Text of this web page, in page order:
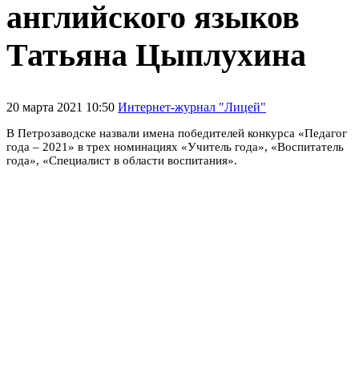
английского языков
Татьяна Цыплухина
20 марта 2021 10:50 Интернет-журнал "Лицей"
В Петрозаводске назвали имена победителей конкурса «Педагог
года – 2021» в трех номинациях «Учитель года», «Воспитатель
года», «Специалист в области воспитания».